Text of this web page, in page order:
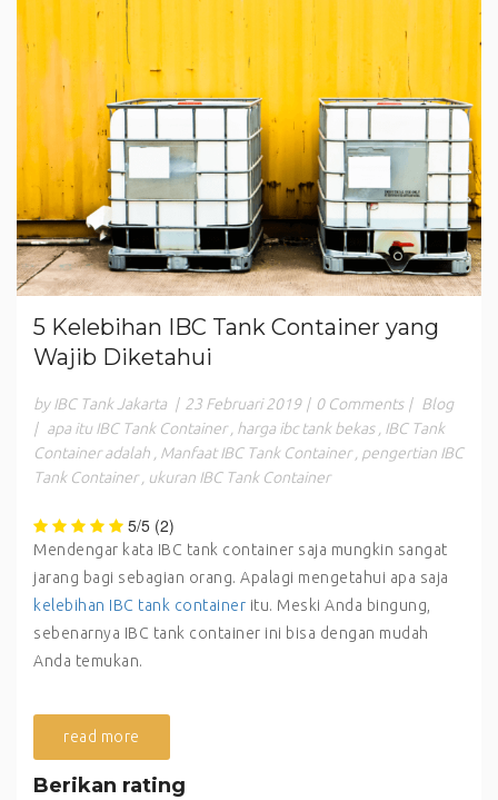
5 Kelebihan IBC Tank Container yang
Wajib Diketahui
by IBC Tank Jakarta | 23 Februari 2019 | 0 Comments | Blog
| apa itu IBC Tank Container , harga ibc tank bekas , IBC Tank
Container adalah , Manfaat IBC Tank Container , pengertian IBC
Tank Container , ukuran IBC Tank Container
5/5 (2)
Mendengar kata IBC tank container saja mungkin sangat
jarang bagi sebagian orang. Apalagi mengetahui apa saja
kelebihan IBC tank container itu. Meski Anda bingung,
sebenarnya IBC tank container ini bisa dengan mudah
Anda temukan.
read more
Berikan rating